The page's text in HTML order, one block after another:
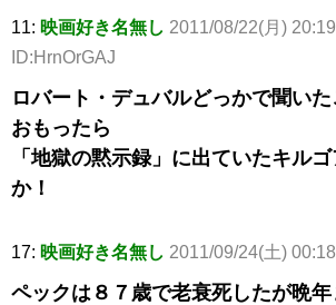
11: 映画好き名無し 2011/08/22(月)
ID:HrnOrGAJ
ロバート・デュバルどっかで聞い
おもったら
「地獄の黙示録」に出ていたキル
か！
17: 映画好き名無し 2011/09/24(土)
ペックは８７歳で老衰死したが晩